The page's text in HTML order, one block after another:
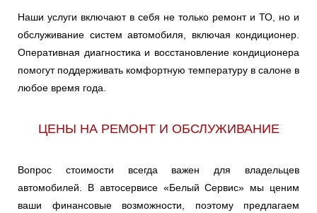
Наши услуги включают в себя не только ремонт и ТО, но и
обслуживание систем автомобиля, включая кондиционер.
Оперативная диагностика и восстановление кондиционера
помогут поддерживать комфортную температуру в салоне в
любое время года.
ЦЕНЫ НА РЕМОНТ И ОБСЛУЖИВАНИЕ
Вопрос стоимости всегда важен для владельцев
автомобилей. В автосервисе «Белый Сервис» мы ценим
ваши финансовые возможности, поэтому предлагаем